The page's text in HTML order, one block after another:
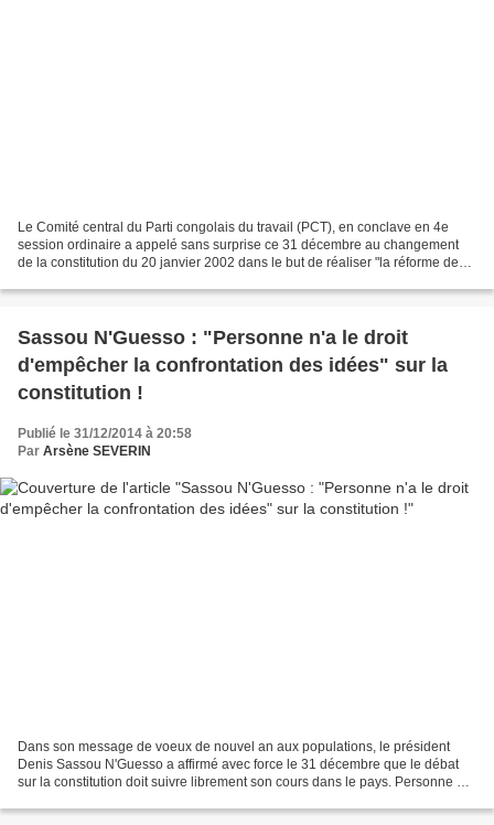
Le Comité central du Parti congolais du travail (PCT), en conclave en 4e
session ordinaire a appelé sans surprise ce 31 décembre au changement
de la constitution du 20 janvier 2002 dans le but de réaliser "la réforme des
Sassou N'Guesso : "Personne n'a le droit
d'empêcher la confrontation des idées" sur la
constitution !
Publié le 31/12/2014 à 20:58
Par Arsène SEVERIN
Dans son message de voeux de nouvel an aux populations, le président
Denis Sassou N'Guesso a affirmé avec force le 31 décembre que le débat
sur la constitution doit suivre librement son cours dans le pays. Personne ne